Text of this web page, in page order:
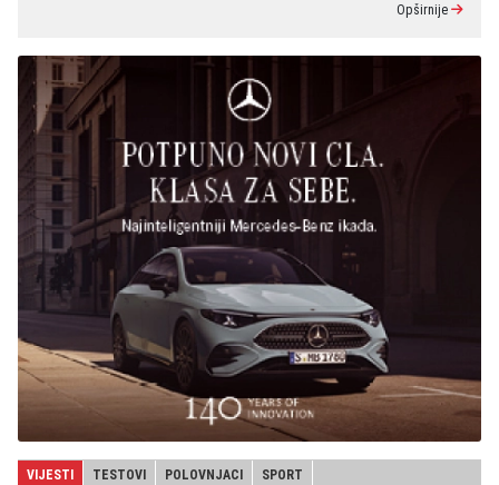
Opširnije
VIJESTI TESTOVI POLOVNJACI SPORT